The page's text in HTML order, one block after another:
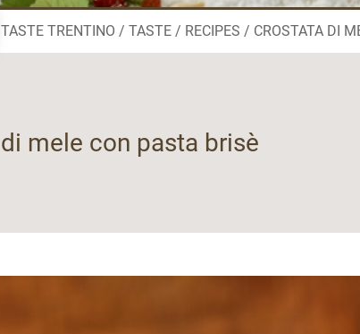
TASTE TRENTINO TASTE RECIPES CROSTATA DI
mele con pasta brisè